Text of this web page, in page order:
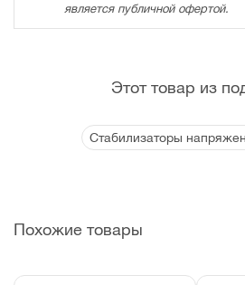
является публичной офертой.
Этот товар из
Стабилизаторы
Похожие товары